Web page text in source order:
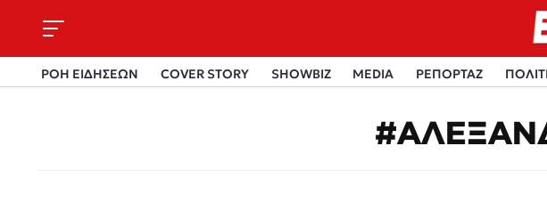
ΡΟΗ ΕΙΔΗΣΕΩΝ COVER STORY SHOWBIZ MEDIA ΡΕΠΟΡΤΑΖ